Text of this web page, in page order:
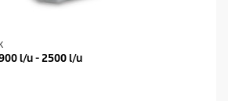
l/u - 2500 l/u